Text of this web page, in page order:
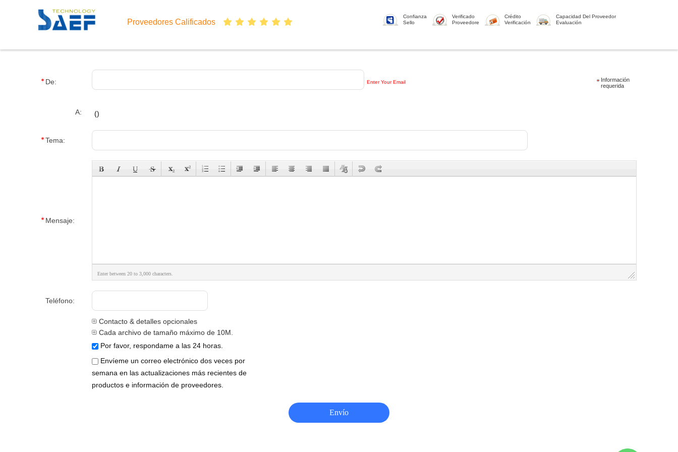
Proveedores Calificados
Confianza
Sello
Verificado
Proveedore
Crédito
Verificación
Capacidad Del Proveedor
Evaluación
De: Enter Your Email
Información
requerida
A: ()
Tema:
Mensaje:
Enter between 20 to 3,000 characters.
Teléfono:
Contacto & detalles opcionales
Cada archivo de tamaño máximo de 10M.
Por favor, respondame a las 24 horas.
Envíeme un correo electrónico dos veces por
semana en las actualizaciones más recientes de
productos e información de proveedores.